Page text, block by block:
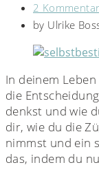
2
by Ulrike
In deinem
die
denkst und wie
dir, wie du die
nimmst und ein
das, indem du